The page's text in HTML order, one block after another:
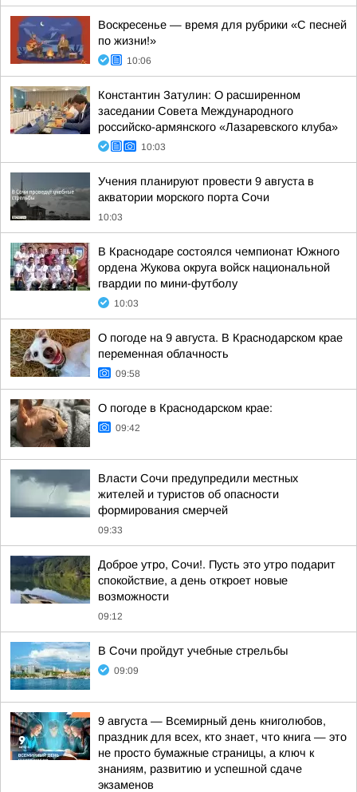
Воскресенье — время для рубрики «С песней
по жизни!»
10:06
Константин Затулин: О расширенном
заседании Совета Международного
российско-армянского «Лазаревского клуба»
10:03
Учения планируют провести 9 августа в
акватории морского порта Сочи
10:03
В Краснодаре состоялся чемпионат Южного
ордена Жукова округа войск национальной
гвардии по мини-футболу
10:03
О погоде на 9 августа. В Краснодарском крае
переменная облачность
09:58
О погоде в Краснодарском крае:
09:42
Власти Сочи предупредили местных
жителей и туристов об опасности
формирования смерчей
09:33
Доброе утро, Сочи!. Пусть это утро подарит
спокойствие, а день откроет новые
возможности
09:12
В Сочи пройдут учебные стрельбы
09:09
9 августа — Всемирный день книголюбов,
праздник для всех, кто знает, что книга — это
не просто бумажные страницы, а ключ к
знаниям, развитию и успешной сдаче
экзаменов